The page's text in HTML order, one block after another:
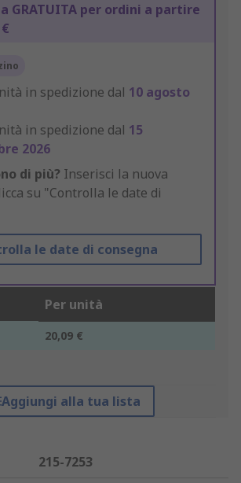
GRATUITA per ordini a partire
in spedizione dal 10 agosto
in spedizione dal 15
2026
di più? Inserisci la nuova
su "Controlla le date di
le date di consegna
Per unità
20,09 €
Aggiungi alla tua lista
215-7253